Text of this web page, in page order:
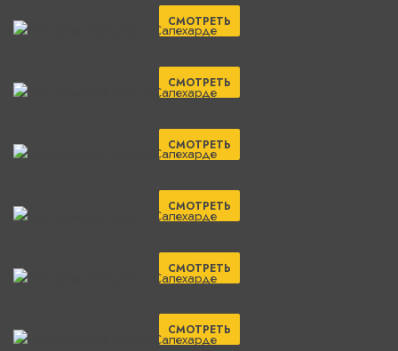
СМОТРЕТЬ
СМОТРЕТЬ
СМОТРЕТЬ
СМОТРЕТЬ
СМОТРЕТЬ
СМОТРЕТЬ